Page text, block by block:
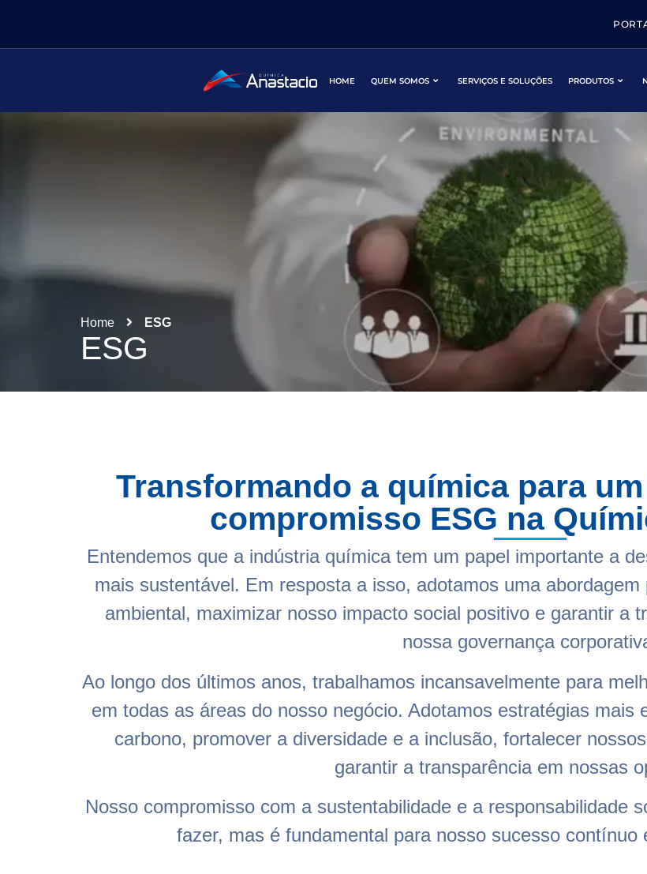
HOME QUEM SOMOS SERVIÇOS E SOLUÇÕES PRODUTOS
Home ESG
ESG
Transformando a química para
compromisso ESG na
Entendemos que a indústria química tem um papel importante a
mais sustentável. Em resposta a isso, adotamos uma
ambiental, maximizar nosso impacto social positivo e garantir a
nossa governança
Ao longo dos últimos anos, trabalhamos incansavelmente para
em todas as áreas do nosso negócio. Adotamos estratégias mais
carbono, promover a diversidade e a inclusão, fortalecer
garantir a transparência em nossas
Nosso compromisso com a sustentabilidade e a responsabilidade
fazer, mas é fundamental para nosso sucesso contínuo